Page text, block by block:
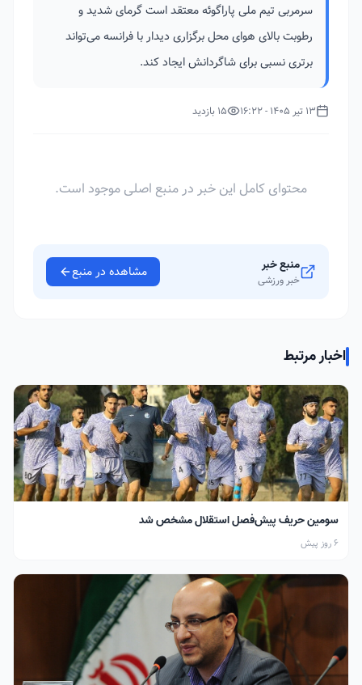
سرمربی تیم ملی پاراگوئه معتقد است گرمای شدید و
رطوبت بالای هوای محل برگزاری دیدار با فرانسه می‌تواند
برتری نسبی برای شاگردانش ایجاد کند.
13 تیر 1405 - 16:22 15 بازدید
محتوای کامل این خبر در منبع اصلی موجود است.
منبع خبر
خبر ورزشی مشاهده در منبع
اخبار مرتبط
سومین حریف پیش‌فصل استقلال مشخص شد
6 روز پیش